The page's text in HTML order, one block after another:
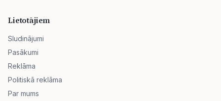
Lietotājiem
Sludinājumi
Pasākumi
Reklāma
Politiskā reklāma
Par mums